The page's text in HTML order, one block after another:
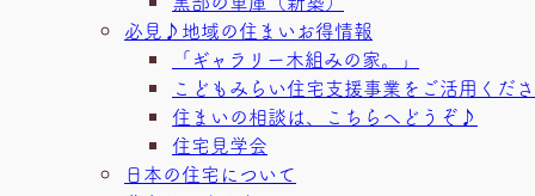
必見♪地域の住まいお得情報
「ギャラリー木組みの家。」
こどもみらい住宅支援事業をご活用くだ
住まいの相談は、こちらへどうぞ♪
住宅見学会
日本の住宅について